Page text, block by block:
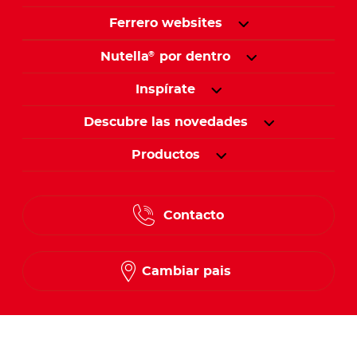
Ferrero websites
Nutella® por dentro
Inspírate
Descubre las novedades
Productos
Contacto
Cambiar pais